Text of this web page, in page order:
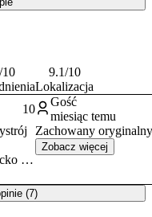
/10
9.1/10
Lokalizacja
10
na
Gość
miesiąc temu
Zachowany
Zobacz więcej
(7)